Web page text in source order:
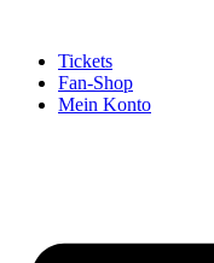
Tickets
Fan-Shop
Mein Konto